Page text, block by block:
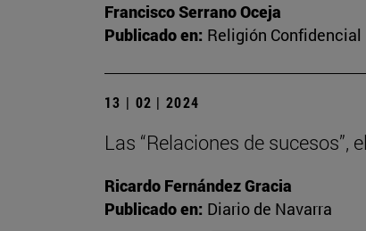
Francisco Serrano Oceja
Publicado en: Religión Confidencial
13 | 02 | 2024
Las “Relaciones de
Ricardo Fernández Gracia
Publicado en: Diario de Navarra